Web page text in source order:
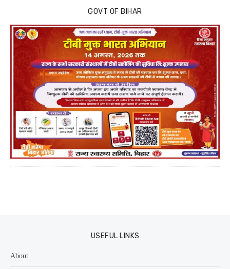
GOVT OF BIHAR
USEFUL LINKS
About